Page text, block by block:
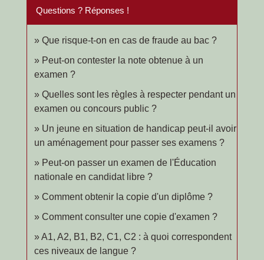
Questions ? Réponses !
Que risque-t-on en cas de fraude au bac ?
Peut-on contester la note obtenue à un
examen ?
Quelles sont les règles à respecter pendant un
examen ou concours public ?
Un jeune en situation de handicap peut-il avoir
un aménagement pour passer ses examens ?
Peut-on passer un examen de l'Éducation
nationale en candidat libre ?
Comment obtenir la copie d'un diplôme ?
Comment consulter une copie d'examen ?
A1, A2, B1, B2, C1, C2 : à quoi correspondent
ces niveaux de langue ?